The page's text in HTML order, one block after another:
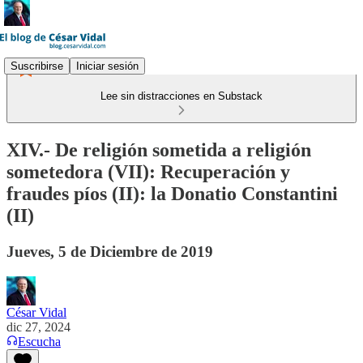
Suscribirse Iniciar sesión
Lee sin distracciones en Substack
XIV.- De religión sometida a religión
sometedora (VII): Recuperación y
fraudes píos (II): la Donatio Constantini
(II)
Jueves, 5 de Diciembre de 2019
César Vidal
dic 27, 2024
Escucha